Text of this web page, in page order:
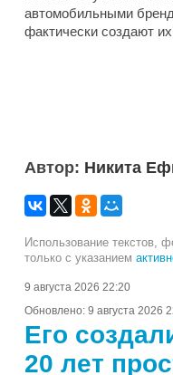
автомобильными
фактически создают
Автор: Никита
Использование текстов,
только с указанием
9 августа 2026 22:20
Обновлено: 9 августа 2026
Его
20 лет